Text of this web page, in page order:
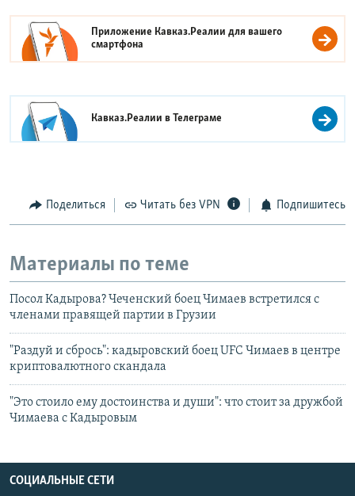
Приложение Кавказ.Реалии для вашего
смартфона
Кавказ.Реалии вТелеграме
Поделиться Читать без VPN Подпишитесь
Материалы по теме
Посол Кадырова? Чеченский боец Чимаев встретился с
членами правящей партии в Грузии
"Раздуй и сбрось": кадыровский боец UFC Чимаев в центре
криптовалютного скандала
"Это стоило ему достоинства и души": что стоит за дружбой
Чимаева с Кадыровым
СОЦИАЛЬНЫЕ СЕТИ